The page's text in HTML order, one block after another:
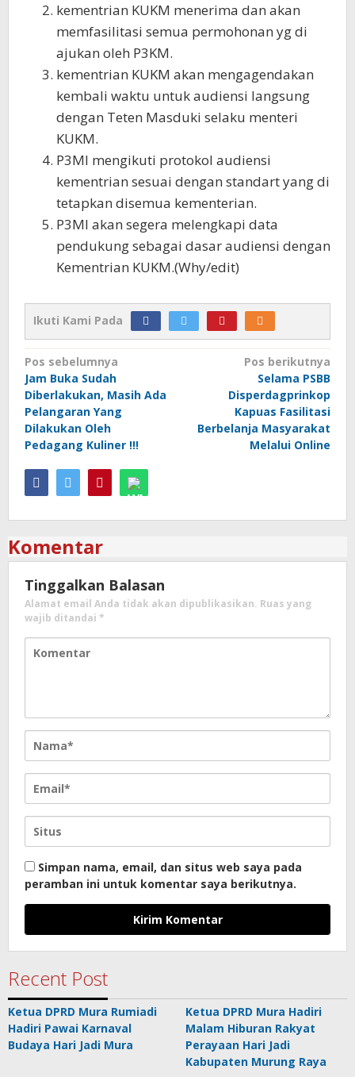
kementrian KUKM menerima dan akan
memfasilitasi semua permohonan yg di
ajukan oleh P3KM.
kementrian KUKM akan mengagendakan
kembali waktu untuk audiensi langsung
dengan Teten Masduki selaku menteri
KUKM.
P3MI mengikuti protokol audiensi
kementrian sesuai dengan standart yang di
tetapkan disemua kementerian.
P3MI akan segera melengkapi data
pendukung sebagai dasar audiensi dengan
Kementrian KUKM.(Why/edit)
Ikuti Kami Pada
Navigasi
pos
Pos sebelumnya
Jam Buka Sudah
Diberlakukan, Masih Ada
Pelangaran Yang
Dilakukan Oleh
Pedagang Kuliner !!!
Pos berikutnya
Selama PSBB
Disperdagprinkop
Kapuas Fasilitasi
Berbelanja Masyarakat
Melalui Online
Komentar
Tinggalkan Balasan
Alamat email Anda tidak akan dipublikasikan. Ruas yang
wajib ditandai *
Simpan nama, email, dan situs web saya pada
peramban ini untuk komentar saya berikutnya.
Recent Post
Ketua DPRD Mura Rumiadi
Hadiri Pawai Karnaval
Budaya Hari Jadi Mura
Ketua DPRD Mura Hadiri
Malam Hiburan Rakyat
Perayaan Hari Jadi
Kabupaten Murung Raya